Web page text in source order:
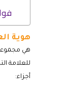
هوية
هي
للعلامة
أجزاء: